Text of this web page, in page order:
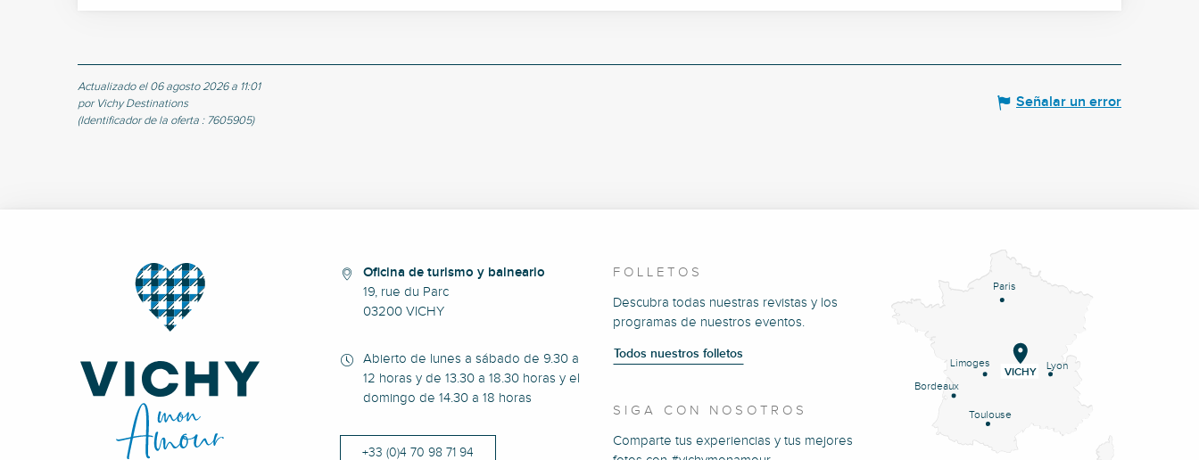
Actualizado el 06 agosto 2026 a 11:01
por Vichy Destinations
(Identificador de la oferta : 7605905)
Señalar un error
Oficina de turismo y balneario
19, rue du Parc
03200 VICHY
Abierto de lunes a sábado de 9.30 a
12 horas y de 13.30 a 18.30 horas y el
domingo de 14.30 a 18 horas
+33 (0)4 70 98 71 94
FOLLETOS
Descubra todas nuestras revistas y los
programas de nuestros eventos.
Todos nuestros folletos
SIGA CON NOSOTROS
Comparte tus experiencias y tus mejores
Paris
Lyon
Limoges
Bordeaux
Toulouse
VICHY